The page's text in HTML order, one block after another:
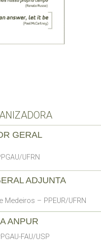
GERAL
UFRN
ADJUNTA
Medeiros – PPEUR/UFRN
ANPUR
FAU/USP